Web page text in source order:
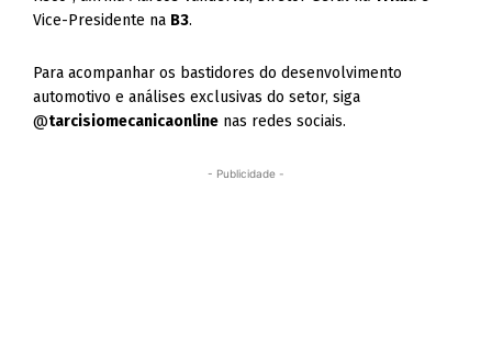
Vice-Presidente na B3.
Para acompanhar os bastidores do desenvolvimento
automotivo e análises exclusivas do setor, siga
@tarcisiomecanicaonline nas redes sociais.
- Publicidade -